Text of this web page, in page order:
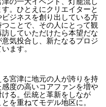
。ひとえにクリエイターと
ジネスを創り出している方
ことで、その人にとって観
していただけたら本望だな
気投合し、新たなるプロジ
ます。
宮津に地元の人が誇りを持
度の高いコアファンを増や
る。伝統と革新をしなが
を重ねてモデル地区に。